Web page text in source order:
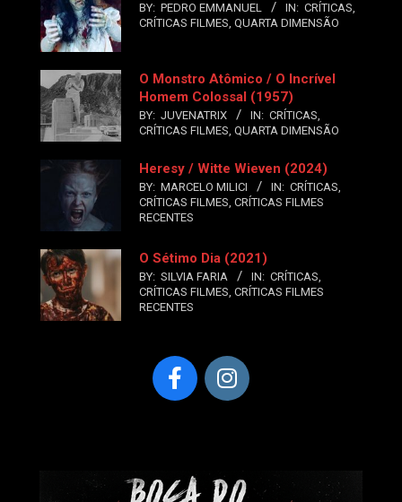
BY: PEDRO EMMANUEL IN: CRÍTICAS,
CRÍTICAS FILMES, QUARTA DIMENSÃO
O Monstro Atômico / O Incrível
Homem Colossal (1957)
BY: JUVENATRIX IN: CRÍTICAS,
CRÍTICAS FILMES, QUARTA DIMENSÃO
Heresy / Witte Wieven (2024)
BY: MARCELO MILICI IN: CRÍTICAS,
CRÍTICAS FILMES, CRÍTICAS FILMES
RECENTES
O Sétimo Dia (2021)
BY: SILVIA FARIA IN: CRÍTICAS,
CRÍTICAS FILMES, CRÍTICAS FILMES
RECENTES